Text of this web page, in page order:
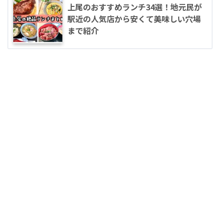
上尾のおすすめランチ34選！地元民が
駅近の人気店から安くて美味しい穴場
まで紹介